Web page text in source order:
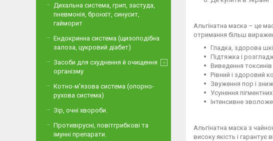
Альгінатна маска – це
отримання більш
Гладка, здорова
Підтяжка і
Виведення токсинів
Рівний і здоровий
Звуження пор і
Усунення
Інтенсивне
Альгінатна маска з
високу якість і
Дихальна система, грип, застуда,
пневмонія, бронхіт, синусит,
гайморит
Ендокринна система (щизоподібна
залоза, цукровий діабет)
Засоби для схуднення й очищення
організму
Котно-м'язова система (опорно-
рухова система)
Зір, очні хвороби.
Противірусні, повітгрибкові та
імунні препарати.